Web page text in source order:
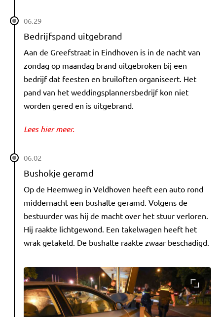
06.29
Bedrijfspand uitgebrand
Aan de Greefstraat in Eindhoven is in de nacht van
zondag op maandag brand uitgebroken bij een
bedrijf dat feesten en bruiloften organiseert. Het
pand van het weddingsplannersbedrijf kon niet
worden gered en is uitgebrand.
Lees hier meer.
06.02
Bushokje geramd
Op de Heemweg in Veldhoven heeft een auto rond
middernacht een bushalte geramd. Volgens de
bestuurder was hij de macht over het stuur verloren.
Hij raakte lichtgewond. Een takelwagen heeft het
wrak getakeld. De bushalte raakte zwaar beschadigd.